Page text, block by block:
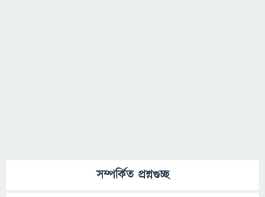
সম্পর্কিত প্রশ্নগুচ্ছ